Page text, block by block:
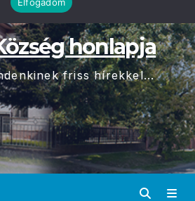
honlapja
friss hírekkel...